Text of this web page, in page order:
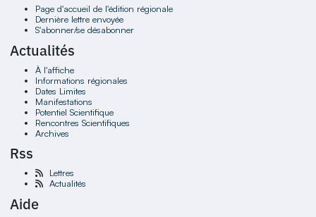
Page d'accueil de l'édition régionale
Dernière lettre envoyée
S'abonner/se désabonner
Actualités
À l'affiche
Informations régionales
Dates Limites
Manifestations
Potentiel Scientifique
Rencontres Scientifiques
Archives
Rss
Lettres
Actualités
Aide